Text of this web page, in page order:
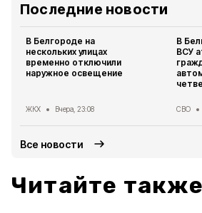
Последние новости
В Белгороде на
нескольких улицах
временно отключили
наружное освещение
ЖКХ Вчера, 23:08
В
ВСУ
СВО
Все новости
Читайте также